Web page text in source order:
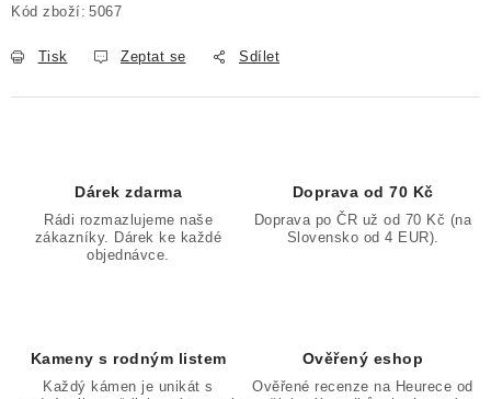
Kód zboží: 5067
Tisk Zeptat se Sdílet
Dárek zdarma
Rádi rozmazlujeme naše
zákazníky. Dárek ke každé
objednávce.
Doprava od 70 Kč
Doprava po ČR už od 70 Kč (na
Slovensko od 4 EUR).
Kameny s rodným listem
Každý kámen je unikát s
Ověřený eshop
Ověřené recenze na Heurece od